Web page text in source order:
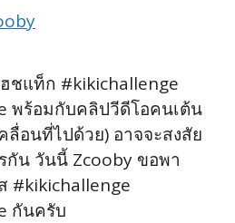
ชแท็ก #kikichallenge
พร้อมกับคลิปวีดีโอคนเต้น
ลื่อนที่ไปด้วย) อาจจะสงสัย
กัน วันนี้ Zcooby ขอพา
#kikichallenge
กันครับ